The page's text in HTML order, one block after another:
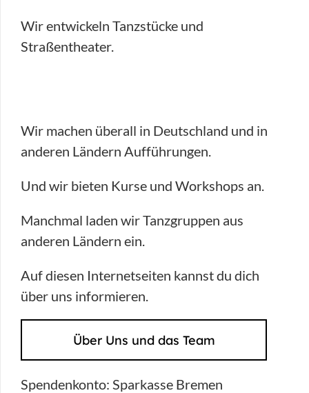
Wir entwickeln Tanzstücke und
Straßentheater.
Wir machen überall in Deutschland und in
anderen Ländern Aufführungen.
Und wir bieten Kurse und Workshops an.
Manchmal laden wir Tanzgruppen aus
anderen Ländern ein.
Auf diesen Internetseiten kannst du dich
über uns informieren.
Über Uns und das Team
Spendenkonto: Sparkasse Bremen